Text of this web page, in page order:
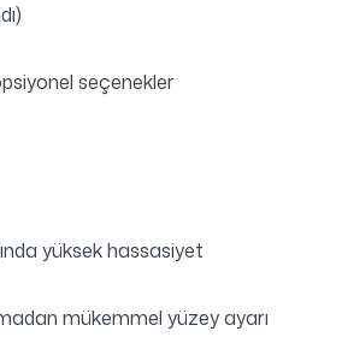
seçenekler
yüksek hassasiyet
mükemmel yüzey ayarı